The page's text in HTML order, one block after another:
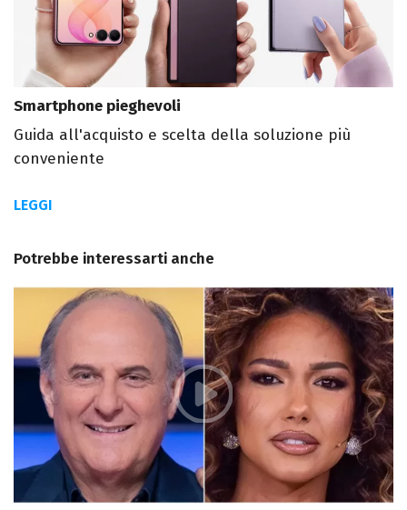
Smartphone pieghevoli
Guida all'acquisto e scelta della soluzione più
conveniente
LEGGI
Potrebbe interessarti anche